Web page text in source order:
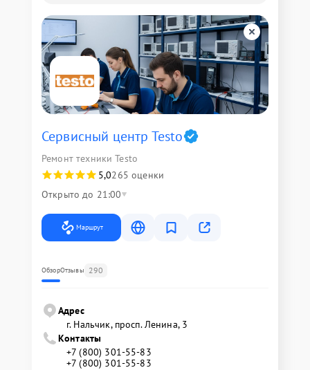
Сервисный центр Testo
Ремонт техники Testo
5,0265 оценки
Открыто до 21:00
Маршрут
ОбзорОтзывы 290
Адрес
г. Нальчик, просп. Ленина, 3
Контакты
+7 (800) 301-55-83
+7 (800) 301-55-83